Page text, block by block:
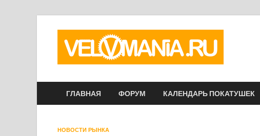
ГЛАВНАЯ ФОРУМ КАЛЕНДАРЬ ПОКАТУШЕК
НОВОСТИ РЫНКА